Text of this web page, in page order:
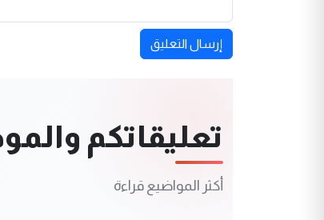
إرسال التعليق
تعليقاتكم
أكثر المواضيع قراءة